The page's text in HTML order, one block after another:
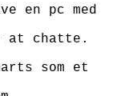
en pc med
at chatte.
som et